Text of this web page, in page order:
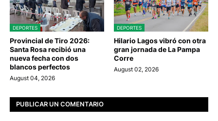
DEPORTES
Provincial de Tiro 2026:
Santa Rosa recibió una
nueva fecha con dos
blancos perfectos
August 04, 2026
DEPORTES
Hilario Lagos vibró con otra
gran jornada de La Pampa
Corre
August 02, 2026
PUBLICAR UN COMENTARIO